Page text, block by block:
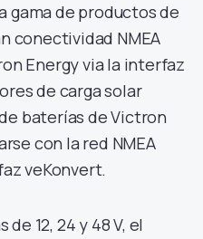
gama de productos de
conectividad NMEA
Energy via la interfaz
de carga solar
baterías de Victron
con la red NMEA
veKonvert.
12, 24 y 48 V, el